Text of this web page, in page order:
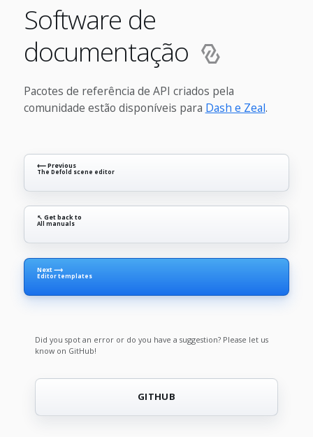
Software de
documentação
Pacotes de referência de API criados pela
comunidade estão disponíveis para Dash e Zeal.
⟵ Previous
The Defold scene editor
↖ Get back to
All manuals
Next ⟶
Editor templates
Did you spot an error or do you have a suggestion? Please let us
know on GitHub!
GITHUB